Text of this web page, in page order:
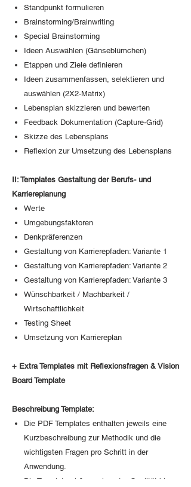
Standpunkt formulieren
Brainstorming/Brainwriting
Special Brainstorming
Ideen Auswählen (Gänseblümchen)
Etappen und Ziele definieren
Ideen zusammenfassen, selektieren und
auswählen (2X2-Matrix)
Lebensplan skizzieren und bewerten
Feedback Dokumentation (Capture-Grid)
Skizze des Lebensplans
Reflexion zur Umsetzung des Lebensplans
II: Templates Gestaltung der Berufs- und
Karriereplanung
Werte
Umgebungsfaktoren
Denkpräferenzen
Gestaltung von Karrierepfaden: Variante 1
Gestaltung von Karrierepfaden: Variante 2
Gestaltung von Karrierepfaden: Variante 3
Wünschbarkeit / Machbarkeit /
Wirtschaftlichkeit
Testing Sheet
Umsetzung von Karriereplan
+ Extra Templates mit Reflexionsfragen & Vision
Board Template
Beschreibung Template:
Die PDF Templates enthalten jeweils eine
Kurzbeschreibung zur Methodik und die
wichtigsten Fragen pro Schritt in der
Anwendung.
Die Templates können in guter Qualität bis